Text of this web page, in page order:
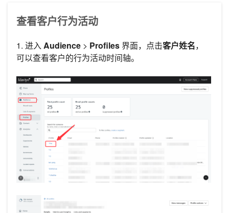
查看客户行为活动
1. 进入Audience > Profiles 界面，点击客户姓名，
可以查看客户的行为活动时间轴。